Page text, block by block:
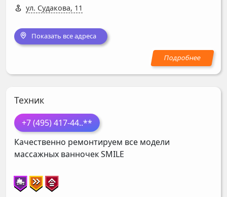
ул. Судакова, 11
Показать все адреса
Техник
+7 (495) 417-44..**
Качественно ремонтируем все модели
массажных ванночекSMILE